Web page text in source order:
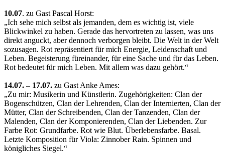
10.07. zu Gast Pascal Horst:
„Ich sehe mich selbst als jemanden, dem es wichtig ist, viele
Blickwinkel zu haben. Gerade das hervortreten zu lassen, was uns
direkt anguckt, aber dennoch verborgen bleibt. Die Welt in der Welt
sozusagen. Rot repräsentiert für mich Energie, Leidenschaft und
Leben. Begeisterung füreinander, für eine Sache und für das Leben.
Rot bedeutet für mich Leben. Mit allem was dazu gehört.“
14.07. – 17.07. zu Gast Anke Ames:
„Zu mir: Musikerin und Künstlerin. Zugehörigkeiten: Clan der
Bogenschützen, Clan der Lehrenden, Clan der Internierten, Clan der
Mütter, Clan der Schreibenden, Clan der Tanzenden, Clan der
Malenden, Clan der Komponierenden, Clan der Liebenden. Zur
Farbe Rot: Grundfarbe. Rot wie Blut. Überlebensfarbe. Basal.
Letzte Komposition für Viola: Zinnober Rain. Spinnen und
königliches Siegel.“